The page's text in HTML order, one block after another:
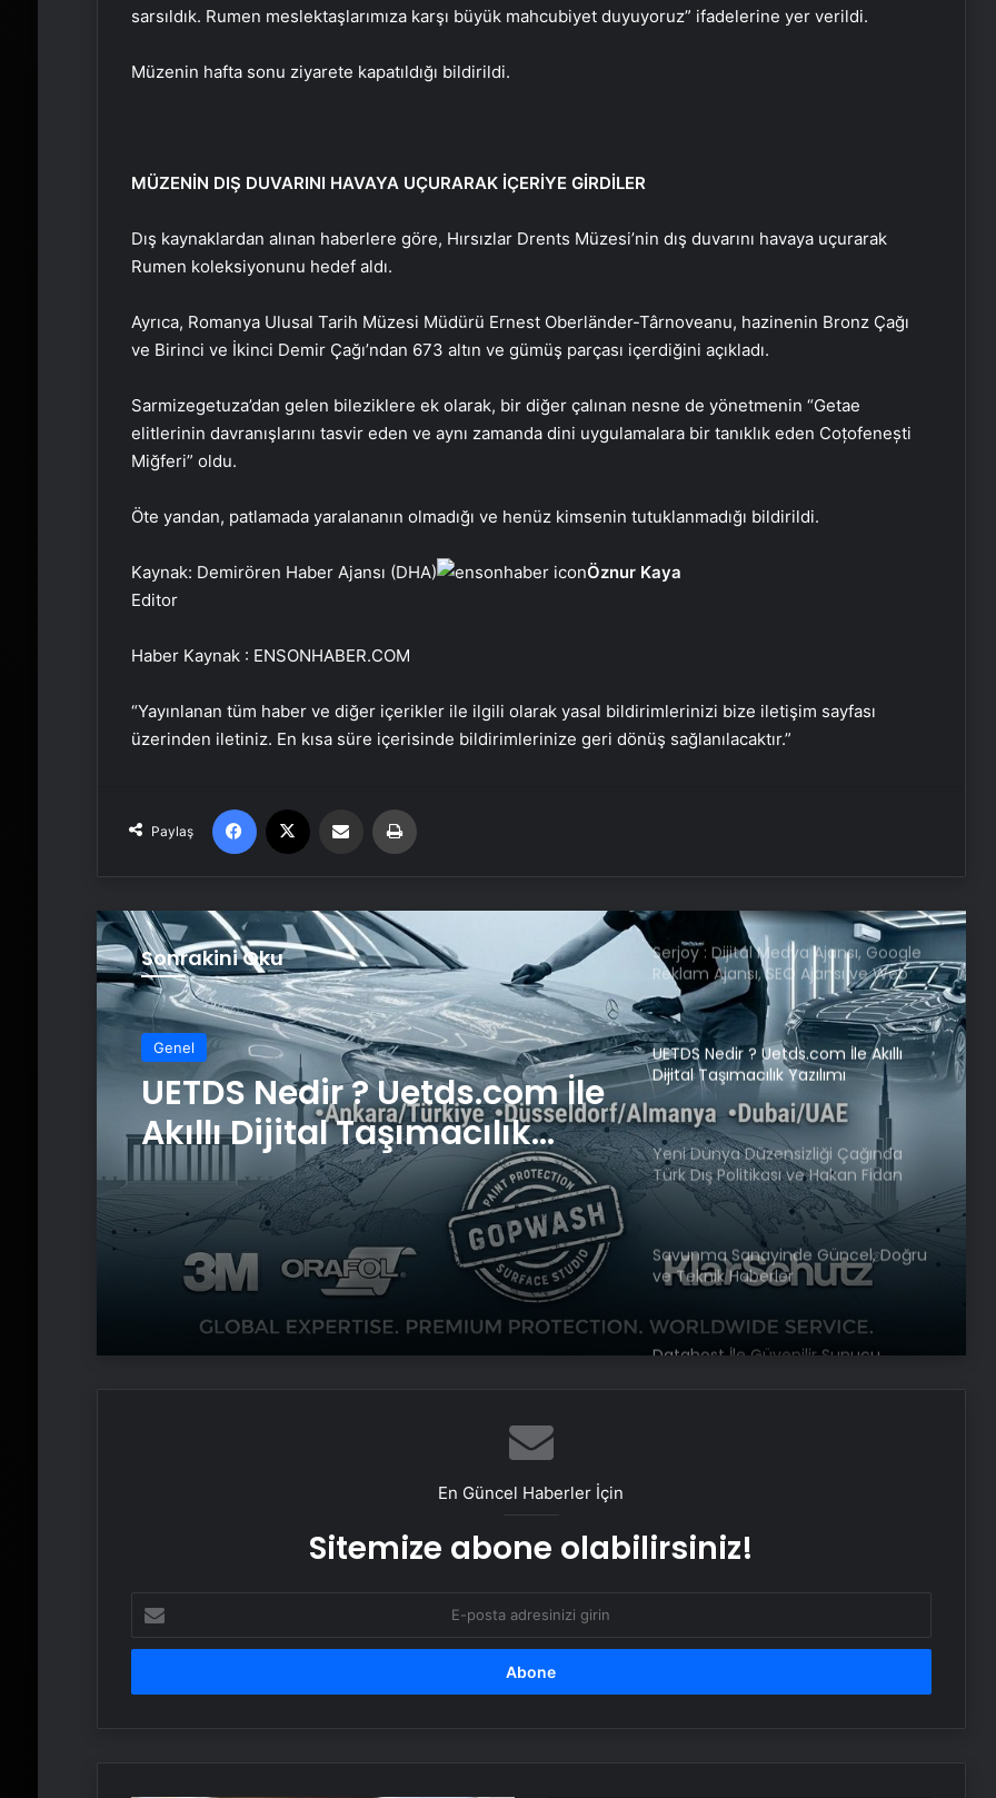
sarsıldık. Rumen meslektaşlarımıza karşı büyük mahcubiyet duyuyoruz” ifadelerine yer verildi.
Müzenin hafta sonu ziyarete kapatıldığı bildirildi.
MÜZENİN DIŞ DUVARINI HAVAYA UÇURARAK İÇERİYE GİRDİLER
Dış kaynaklardan alınan haberlere göre, Hırsızlar Drents Müzesi’nin dış duvarını havaya uçurarak
Rumen koleksiyonunu hedef aldı.
Ayrıca, Romanya Ulusal Tarih Müzesi Müdürü Ernest Oberländer-Târnoveanu, hazinenin Bronz Çağı
ve Birinci ve İkinci Demir Çağı’ndan 673 altın ve gümüş parçası içerdiğini açıkladı.
Sarmizegetuza’dan gelen bileziklere ek olarak, bir diğer çalınan nesne de yönetmenin “Getae
elitlerinin davranışlarını tasvir eden ve aynı zamanda dini uygulamalara bir tanıklık eden Coțofenești
Miğferi” oldu.
Öte yandan, patlamada yaralananın olmadığı ve henüz kimsenin tutuklanmadığı bildirildi.
Kaynak: Demirören Haber Ajansı (DHA)
Öznur Kaya
Editor
Haber Kaynak : ENSONHABER.COM
“Yayınlanan tüm haber ve diğer içerikler ile ilgili olarak yasal bildirimlerinizi bize iletişim sayfası
üzerinden iletiniz. En kısa süre içerisinde bildirimlerinize geri dönüş sağlanılacaktır.”
Paylaş
Facebook Email'den paylaş
Sonrakini Oku
Genel
UETDS Nedir ? Uetds.com İle
Akıllı Dijital Taşımacılık
Yazılımı
Hayatını Kaybetti
Antalya’da Korku Evinde Yangın: 3
Serjoy : Dijital Medya Ajansı, Google
Reklam Ajansı, SEO Ajansı ve Web
Tasarım Ajansı
UETDS Nedir ? Uetds.com İle Akıllı
Dijital Taşımacılık Yazılımı
Yeni Dünya Düzensizliği Çağında
Türk Dış Politikası ve Hakan Fidan
Faktörü
Savunma Sanayinde Güncel, Doğru
ve Teknik Haberler
Datahost İle Güvenilir Sunucu
Çorum’da Fabrika Patlaması: Bir İşçi
Esenyurt’ta Servis Aracının Çarptığı
En Güncel Haberler İçin
Sitemize abone olabilirsiniz!
posta
adresinizi